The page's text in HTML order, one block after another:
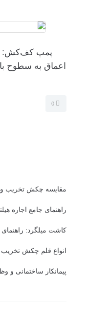
پمپ کف‌کش:
اعماق به سطوح
مقایسه چکش تخریب و
راهنمای جامع اجاره
کاشت میلگرد:
انواع قلم چکش تخریب
پیمانکار ساختمانی و